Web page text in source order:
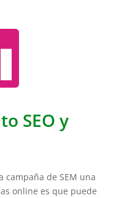
SEO y
de SEM una
online es que puede